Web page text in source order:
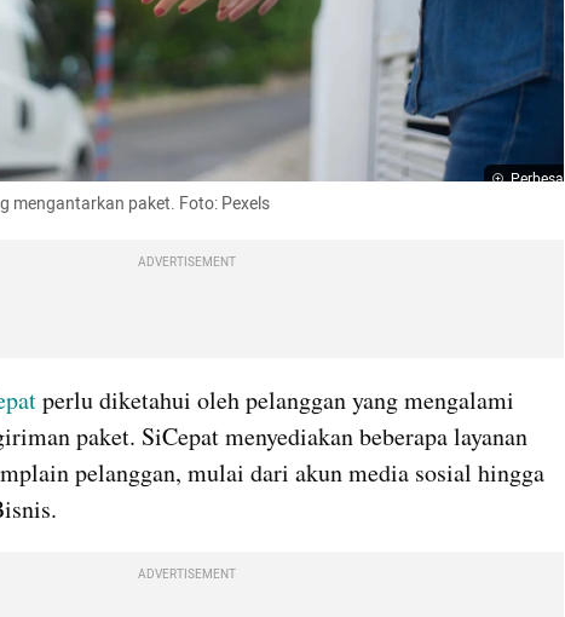
Perbesar
mengantarkan paket. Foto: Pexels
ADVERTISEMENT
perlu diketahui oleh pelanggan yang mengalami
paket. SiCepat menyediakan beberapa layanan
pelanggan, mulai dari akun media sosial hingga
ADVERTISEMENT